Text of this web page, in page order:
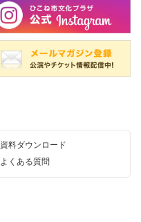
資料ダウンロード
よくある質問